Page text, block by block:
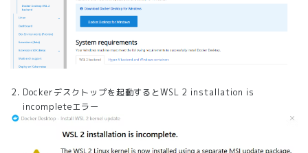
Dockerデスクトップを起動するとWSL 2 installation is
incompleteエラー